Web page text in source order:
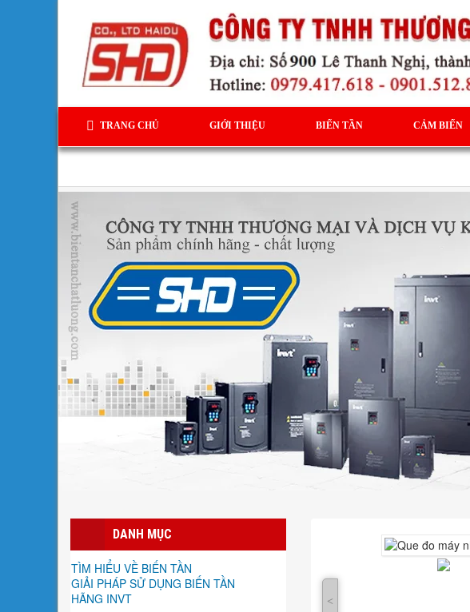
TRANG CHỦ GIỚI THIỆU BIẾN TẦN CẢM BIẾN
˂
DANH MỤC
TÌM HIỂU VỀ BIẾN TẦN
GIẢI PHÁP SỬ DỤNG BIẾN TẦN
HÃNG INVT